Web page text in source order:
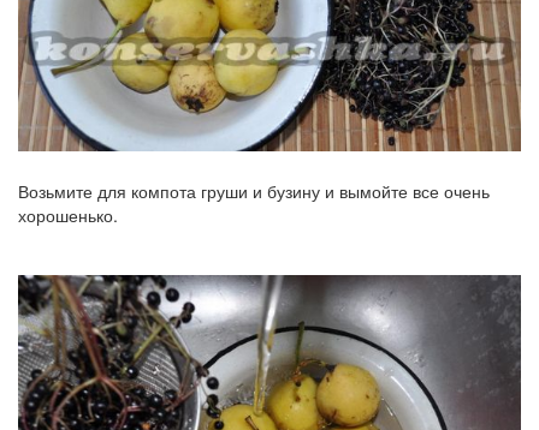
Возьмите для компота груши и бузину и вымойте все очень
хорошенько.